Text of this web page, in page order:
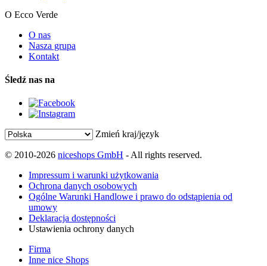
O Ecco Verde
O nas
Nasza grupa
Kontakt
Śledź nas na
Zmień kraj/język
© 2010-2026 niceshops GmbH - All rights reserved.
Impressum i warunki użytkowania
Ochrona danych osobowych
Ogólne Warunki Handlowe i prawo do odstąpienia od
umowy
Deklaracja dostępności
Ustawienia ochrony danych
Firma
Inne nice Shops